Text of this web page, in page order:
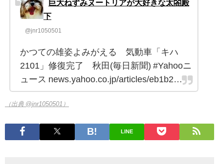
巨大ねずみヌートリアが大好きな太閤殿
下
@jnr1050501
かつての雄姿よみがえる 気動車「キハ
2101」修復完了 秋田(毎日新聞) #Yahooニ
ュース news.yahoo.co.jp/articles/eb1b2…
（出典 @jnr1050501）
LINE